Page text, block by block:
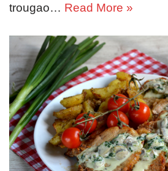
trougao… Read More »